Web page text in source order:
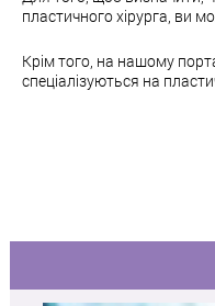
пластичного хірурга, ви
Крім того, на нашому
спеціалізуються на